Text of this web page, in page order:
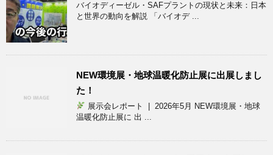
バイオディーゼル・SAFプラントの現状と未来：日本
と世界の動向を解説 「バイオデ ...
NEW環境展・地球温暖化防止展に出展しまし
た！
展示会レポート | 2026年5月 NEW環境展・地球
温暖化防止展に 出 ...